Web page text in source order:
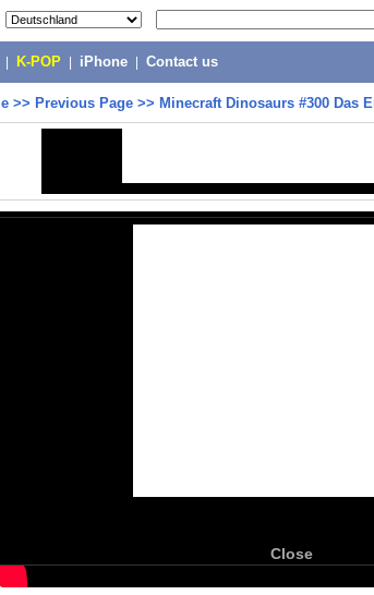
K-POP iPhone Contact us
>> Previous Page >> Minecraft Dinosaurs #300 Das
Close